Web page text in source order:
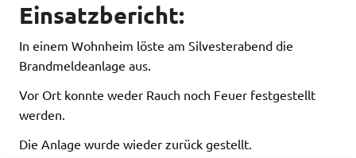
Einsatzbericht:
In einem Wohnheim löste am Silvesterabend die
Brandmeldeanlage aus.
Vor Ort konnte weder Rauch noch Feuer festgestellt
werden.
Die Anlage wurde wieder zurück gestellt.